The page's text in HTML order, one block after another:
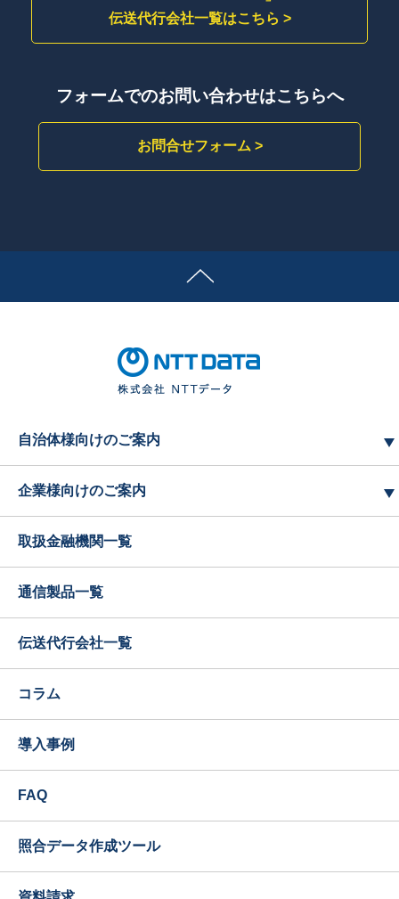
伝送代行会社一覧はこちら >
フォームでのお問い合わせはこちらへ
お問合せフォーム >
自治体様向けのご案内
企業様向けのご案内
取扱金融機関一覧
通信製品一覧
伝送代行会社一覧
コラム
導入事例
FAQ
照合データ作成ツール